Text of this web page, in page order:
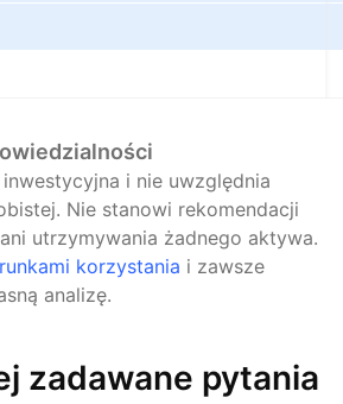
i nie uwzględnia
Nie stanowi rekomendacji
utrzymywania żadnego aktywa.
korzystania i zawsze
analizę.
zadawane pytania